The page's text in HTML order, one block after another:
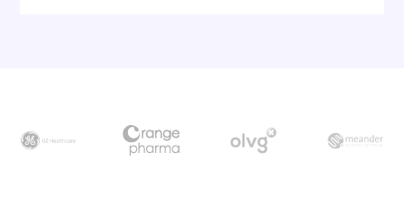
Onze partners